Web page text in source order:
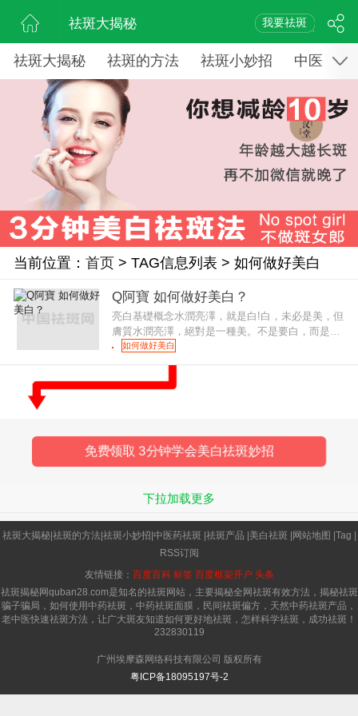
祛斑大揭秘 我要祛斑
祛斑大揭秘 祛斑的方法 祛斑小妙招 中医药祛
当前位置： 首页> TAG信息列表 > 如何做好美白
Q阿寶 如何做好美白？
亮白基礎概念水潤亮澤，就是白!白，未必是美，但
膚質水潤亮澤，絕對是一種美。不是要白，而是
要“亮”，永遠成為自己小宇宙裡頭，最閃亮的那一
顆Super Star。 美
如何做好美白
免费领取 3分钟学会美白祛斑妙招
下拉加载更多
祛斑大揭秘|祛斑的方法|祛斑小妙招|中医药祛斑 |祛斑产品 |美白祛斑 |网站地图 |Tag |
RSS订阅
友情链接： 百度百科 标签 百度框架开户 头条
祛斑揭秘网quban28.com是知名的祛斑网站，主要揭秘全网祛斑有效方法，揭秘祛斑
骗子骗局，如何使用中药祛斑，中药祛斑面膜，民间祛斑偏方，天然中药祛斑产品，
老中医快速祛斑方法，让广大斑友知道如何更好地祛斑，怎样科学祛斑，成功祛斑！
232830119
广州埃摩森网络科技有限公司 版权所有
粤ICP备18095197号-2